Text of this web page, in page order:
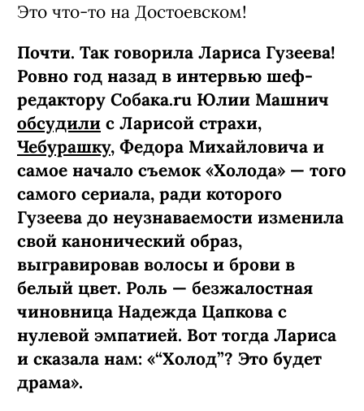
Это что-то на Достоевском!
Почти. Так говорила Лариса Гузеева!
Ровно год назад в интервью шеф-
редактору Собака.ru Юлии Машнич
обсудили с Ларисой страхи,
Чебурашку, Федора Михайловича и
самое начало съемок «Холода» — того
самого сериала, ради которого
Гузеева до неузнаваемости изменила
свой канонический образ,
выгравировав волосы и брови в
белый цвет. Роль — безжалостная
чиновница Надежда Цапкова с
нулевой эмпатией. Вот тогда Лариса
и сказала нам: «“Холод”? Это будет
драма».